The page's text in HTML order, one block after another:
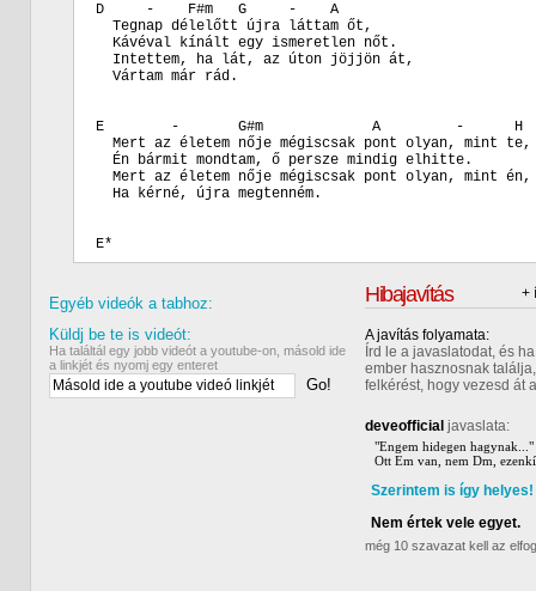
D     -    F#m   G     -    A
  Tegnap délelőtt újra láttam őt,
  Kávéval kínált egy ismeretlen nőt.
  Intettem, ha lát, az úton jöjjön át,
  Vártam már rád.
E        -       G#m             A         -      H
  Mert az életem nője mégiscsak pont olyan, mint te,
  Én bármit mondtam, ő persze mindig elhitte.
  Mert az életem nője mégiscsak pont olyan, mint én,
  Ha kérné, újra megtenném.
+
Hibajavítás
A javítás folyamata:
Írd le a javaslatodat, és
ember hasznosnak
felkérést, hogy vezesd át
deveofficial javaslata:
"Engem hidegen hagynak..."
Ott Em van, nem Dm,
Szerintem is így helyes!
Nem értek vele egyet.
még 10 szavazat kell az
Egyéb videók a tabhoz:
Küldj be te is videót:
Ha találtál egy jobb videót a youtube-on, másold ide
a linkjét és nyomj egy enteret
Go!